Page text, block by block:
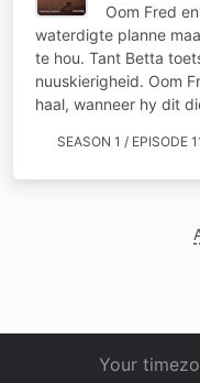
Oom Fred
waterdigte planne
te hou. Tant Betta
nuuskierigheid. Oom
haal, wanneer hy dit
SEASON 1 / EPISODE
Your